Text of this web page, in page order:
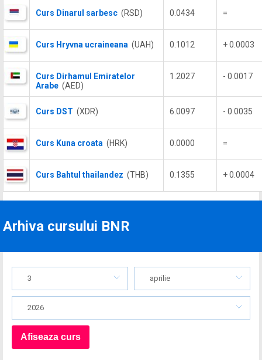
Curs Dinarul sarbesc (RSD) 0.0434 =
Curs Hryvna ucraineana (UAH) 0.1012 + 0.0003
Curs Dirhamul Emiratelor
Arabe (AED)
1.2027 - 0.0017
Curs DST (XDR) 6.0097 - 0.0035
Curs Kuna croata (HRK) 0.0000 =
Curs Bahtul thailandez (THB) 0.1355 + 0.0004
Arhiva cursului BNR
3 aprilie
2026